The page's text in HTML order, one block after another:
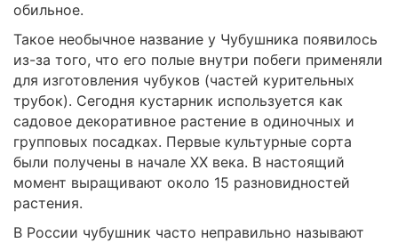
обильное.
Такое необычное название у Чубушника появилось
из-за того, что его полые внутри побеги применяли
для изготовления чубуков (частей курительных
трубок). Сегодня кустарник используется как
садовое декоративное растение в одиночных и
групповых посадках. Первые культурные сорта
были получены в начале XX века. В настоящий
момент выращивают около 15 разновидностей
растения.
В России чубушник часто неправильно называют